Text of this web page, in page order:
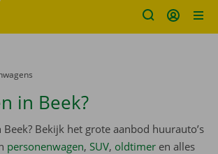
in Beek?
Bekijk het grote aanbod huurauto’s
personenwagen, SUV, oldtimer en alles